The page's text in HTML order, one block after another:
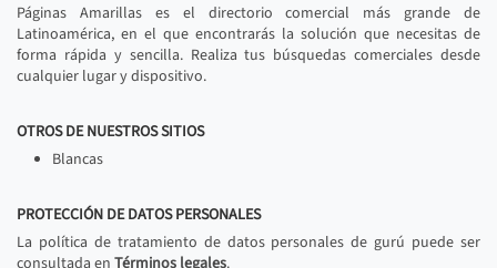
Páginas Amarillas es el directorio comercial más grande de
Latinoamérica, en el que encontrarás la solución que necesitas de
forma rápida y sencilla. Realiza tus búsquedas comerciales desde
cualquier lugar y dispositivo.
OTROS DE NUESTROS SITIOS
Blancas
PROTECCIÓN DE DATOS PERSONALES
La política de tratamiento de datos personales de gurú puede ser
consultada en Términos legales.